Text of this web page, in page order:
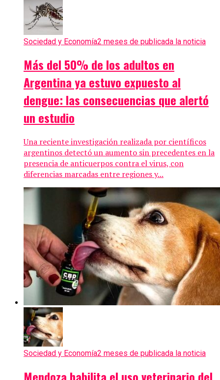
Sociedad y Economía2 meses de publicada la noticia
Más del 50% de los adultos en
Argentina ya estuvo expuesto al
dengue: las consecuencias que alertó
un estudio
Una reciente investigación realizada por científicos
argentinos detectó un aumento sin precedentes en la
presencia de anticuerpos contra el virus, con
diferencias marcadas entre regiones y...
Sociedad y Economía2 meses de publicada la noticia